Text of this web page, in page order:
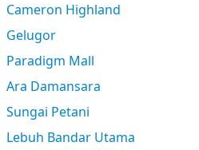
Cameron Highland
Gelugor
Paradigm Mall
Ara Damansara
Sungai Petani
Lebuh Bandar Utama